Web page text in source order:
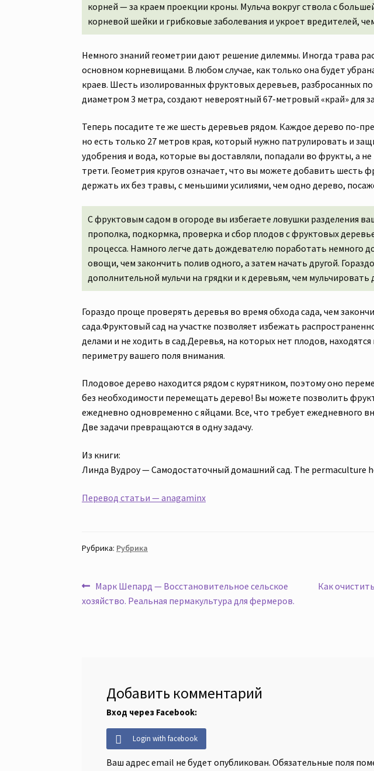
корней — за краем проекции кроны. Мульча вокруг ствола с
корневой шейки и грибковые заболевания и укроет вредителей,
Немного знаний геометрии дают решение дилеммы. Иногда трава
основном корневищами. В любом случае, как только она будет
краев. Шесть изолированных фруктовых деревьев, разбросанных по
диаметром 3 метра, создают невероятный 67-метровый «край» для
Теперь посадите те же шесть деревьев рядом. Каждое дерево по-
но есть только 27 метров края, который нужно патрулировать и
удобрения и вода, которые вы доставляли, попадали во фрукты, а не
трети. Геометрия кругов означает, что вы можете добавить шесть
держать их без травы, с меньшими усилиями, чем одно дерево,
С фруктовым садом в огороде вы избегаете ловушки разделения
прополка, подкормка, проверка и сбор плодов с фруктовых
процесса. Намного легче дать дождевателю поработать немного
овощи, чем закончить полив одного, а затем начать другой.
дополнительной мульчи на грядки и к деревьям, чем мульчировать
Гораздо проще проверять деревья во время обхода сада, чем
сада.Фруктовый сад на участке позволяет избежать
делами и не ходить в сад.Деревья, на которых нет плодов,
периметру вашего поля внимания.
Плодовое дерево находится рядом с курятником, поэтому оно
без необходимости перемещать дерево! Вы можете позволить
ежедневно одновременно с яйцами. Все, что требует ежедневного
Две задачи превращаются в одну задачу.
Из книги:
Линда Вудроу — Самодостаточный домашний сад. The permaculture
Перевод статьи — anagaminx
Рубрика: Рубрика
Навигация
по
Предыдущая
запись:
Марк Шепард — Восстановительное сельское
хозяйство. Реальная пермакультура для фермеров.
Следующая
Как
Добавить комментарий
Вход через Facebook:
Login with facebook
Ваш адрес email не будет опубликован. Обязательные поля